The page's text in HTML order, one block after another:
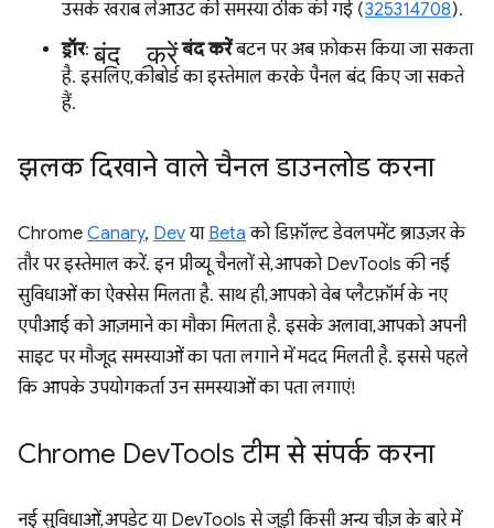
उसके खराब लेआउट की समस्या ठीक की गई (325314708).
ड्रॉर:बंद करें बंद करेंबटन पर अब फ़ोकस किया जा सकता
है. इसलिए, कीबोर्ड का इस्तेमाल करके पैनल बंद किए जा सकते
हैं.
झलक दिखाने वाले चैनल डाउनलोड करना
Chrome Canary, Devया Beta को डिफ़ॉल्ट डेवलपमेंट ब्राउज़र के
तौर पर इस्तेमाल करें. इन प्रीव्यू चैनलों से, आपको DevTools की नई
सुविधाओं का ऐक्सेस मिलता है. साथ ही, आपको वेब प्लैटफ़ॉर्म के नए
एपीआई को आज़माने का मौका मिलता है. इसके अलावा, आपको अपनी
साइट पर मौजूद समस्याओं का पता लगाने में मदद मिलती है. इससे पहले
कि आपके उपयोगकर्ता उन समस्याओं का पता लगाएं!
Chrome DevTools टीम से संपर्क करना
नई सुविधाओं, अपडेट या DevTools से जुड़ी किसी अन्य चीज़ के बारे में